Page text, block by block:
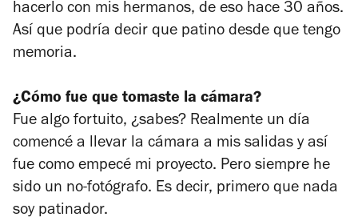
hacerlo con mis hermanos, de eso hace 30 años.
Así que podría decir que patino desde que tengo
memoria.
¿Cómo fue que tomaste la cámara?
Fue algo fortuito, ¿sabes? Realmente un día
comencé a llevar la cámara a mis salidas y así
fue como empecé mi proyecto. Pero siempre he
sido un no-fotógrafo. Es decir, primero que nada
soy patinador.